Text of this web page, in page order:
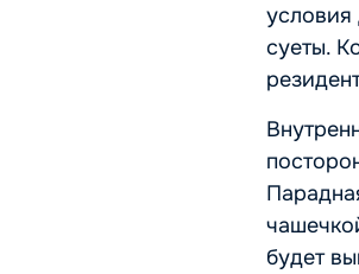
суеты.
будет